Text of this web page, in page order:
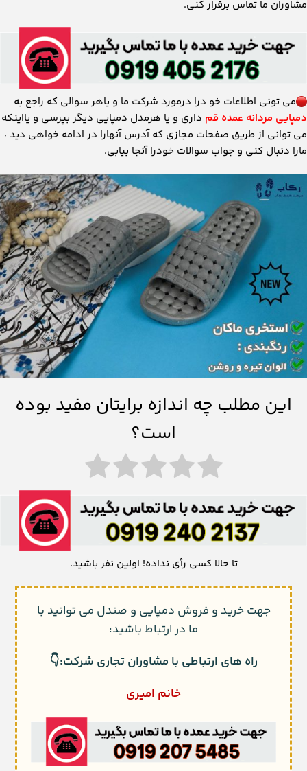
مشاوران ما تماس برقرار کنی.
می تونی اطلاعات خو درا درمورد شرکت ما و یاهر سوالی که راجع به
دمپایی مردانه عمده قم داری و یا هرمدل دمپایی دیگر بپرسی و یااینکه
می توانی از طریق صفحات مجازی که آدرس آنهارا در ادامه خواهی دید ،
مارا دنبال کنی و جواب سوالات خودرا آنجا بیابی.
این مطلب چه اندازه برایتان مفید بوده
است؟
تا حالا کسی رأی نداده! اولین نفر باشید.
جهت خرید و فروش دمپایی و صندل می توانید با
ما در ارتباط باشید:
راه های ارتباطی با مشاوران تجاری شرکت:👇
خانم امیری